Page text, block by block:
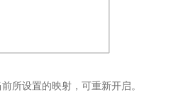
所设置的映射，可重新开启。